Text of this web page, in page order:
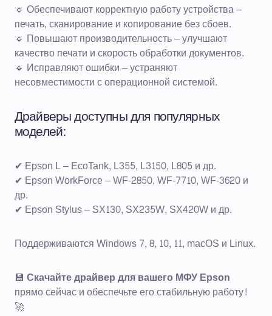
🔹 Обеспечивают корректную работу устройства –
печать, сканирование и копирование без сбоев.
🔹 Повышают производительность – улучшают
качество печати и скорость обработки документов.
🔹 Исправляют ошибки – устраняют
несовместимости с операционной системой.
Драйверы доступны для популярных
моделей:
✔ Epson L – EcoTank, L355, L3150, L805 и др.
✔ Epson WorkForce – WF-2850, WF-7710, WF-3620 и
др.
✔ Epson Stylus – SX130, SX235W, SX420W и др.
Поддерживаются Windows 7, 8, 10, 11, macOS и Linux.
💾 Скачайте драйвер для вашего МФУ Epson
прямо сейчас и обеспечьте его стабильную работу!
🚀